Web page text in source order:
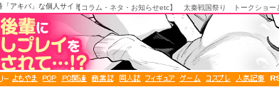
【コラム・ネタ・お知らせetc】 太秦戦国祭り トークショー
アキバ」な個人サイト